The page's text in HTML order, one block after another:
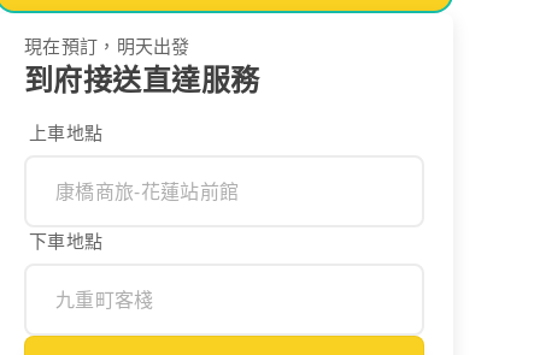
現在預訂，明天出發
到府接送直達服務
上車地點
下車地點